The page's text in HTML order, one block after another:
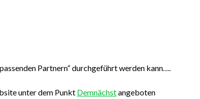
Partnern“ durchgeführt werden kann….
unter dem Punkt Demnächstangeboten